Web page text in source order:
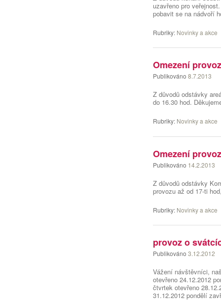
uzavřeno pro
pobavit se na nádvoří
Rubriky: Novinky a akce
Omezení
Publikováno8.7.2013
Z důvodů odstávky
do 16.30 hod.
Rubriky: Novinky a akce
Omezení
Publikováno 14.2.2013
Z důvodů odstávky
provozu až od 17-ti
Rubriky: Novinky a akce
provoz o
Publikováno3.12.2012
Vážení návštěvníci,
otevřeno 24.12.2012
čtvrtek otevřeno
31.12.2012 pondělí